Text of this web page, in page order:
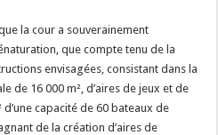
la cour a souverainement
que compte tenu de la
envisagées, consistant dans la
de 16 000 m², d’aires de jeux et de
d’une capacité de 60 bateaux de
de la création d’aires de